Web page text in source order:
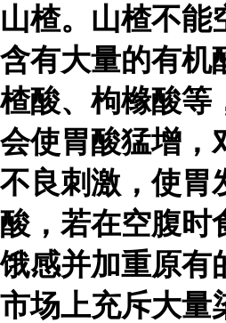
山楂。山楂不能
含有大量的有机
楂酸、枸橼酸等
会使胃酸猛增，
不良刺激，使胃
酸，若在空腹时
饿感并加重原有
市场上充斥大量